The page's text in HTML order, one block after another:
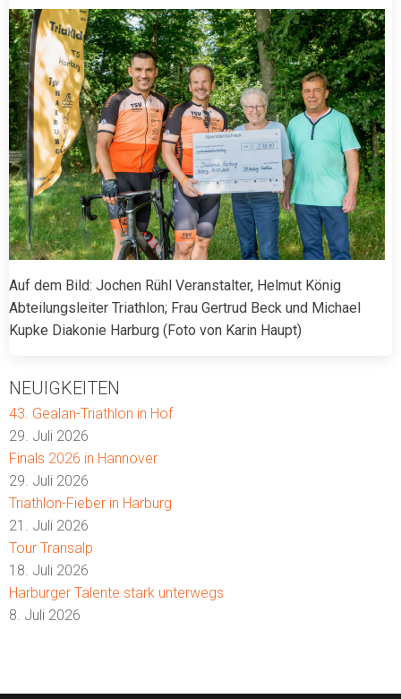
Auf dem Bild: Jochen Rühl Veranstalter, Helmut König
Abteilungsleiter Triathlon; Frau Gertrud Beck und Michael
Kupke Diakonie Harburg (Foto von Karin Haupt)
NEUIGKEITEN
43. Gealan-Triathlon in Hof
29. Juli 2026
Finals 2026 in Hannover
29. Juli 2026
Triathlon-Fieber in Harburg
21. Juli 2026
Tour Transalp
18. Juli 2026
Harburger Talente stark unterwegs
8. Juli 2026